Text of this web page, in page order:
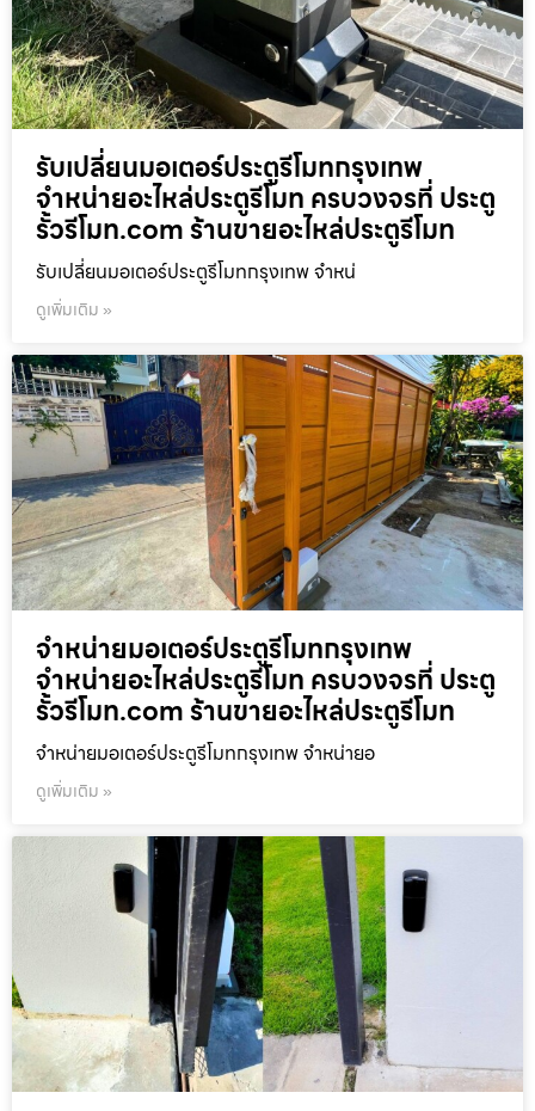
รับเปลี่ยนมอเตอร์ประตูรีโมทกรุงเทพ
จำหน่ายอะไหล่ประตูรีโมท ครบวงจรที่ ประตู
รั้วรีโมท.com ร้านขายอะไหล่ประตูรีโมท
รับเปลี่ยนมอเตอร์ประตูรีโมทกรุงเทพ จำหน่
ดูเพิ่มเติม »
จำหน่ายมอเตอร์ประตูรีโมทกรุงเทพ
จำหน่ายอะไหล่ประตูรีโมท ครบวงจรที่ ประตู
รั้วรีโมท.com ร้านขายอะไหล่ประตูรีโมท
จำหน่ายมอเตอร์ประตูรีโมทกรุงเทพ จำหน่ายอ
ดูเพิ่มเติม »